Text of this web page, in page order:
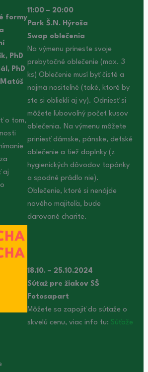
formy
PhD
PhD
o tom,
aj
11:00 – 20:00
Park Š.N. Hýroša
Swap oblečenia
Na výmenu prineste svoje
prebytočné oblečenie (max. 3
ks) Oblečenie musí byť čisté a
najmä nositeľné (také, ktoré by
ste si obliekli aj vy). Odniesť si
môžete ľubovoľný počet kusov
oblečenia. Na výmenu môžete
priniesť dámske, pánske, detské
oblečenie a tiež doplnky (z
hygienických dôvodov topánky
a spodné prádlo nie).
Oblečenie, ktoré si nenájde
nového majiteľa, bude
darované charite.
18.10. – 25.10.2024
Súťaž pre žiakov SŠ
Fotosapart
Môžete sa zapojiť do súťaže o
skvelú cenu, viac info tu: Súťaže